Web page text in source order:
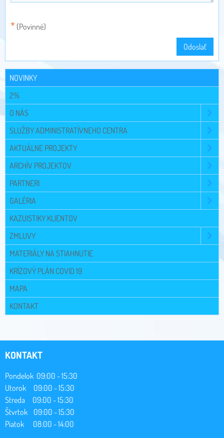
* (Povinné)
Odoslať
NOVINKY
2%
O NÁS
SLUŽBY ADMINISTRATÍVNEHO CENTRA
AKTUÁLNE PROJEKTY
ARCHÍV PROJEKTOV
PARTNERI
GALÉRIA
KAZUISTIKY KLIENTOV
ZMLUVY
MATERIÁLY NA STIAHNUTIE
KRÍZOVÝ PLÁN COVID 19
MAPA
KONTAKT
KONTAKT
Pondelok 09:00 - 15:30
Utorok 09:00 - 15:30
Streda 09:00 - 15:30
Štvrtok 09:00 - 15:30
Piatok 08:00 - 14:00